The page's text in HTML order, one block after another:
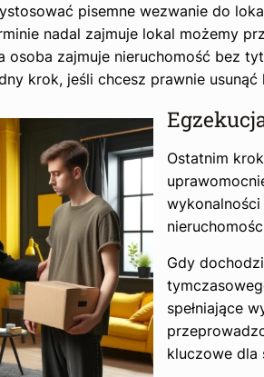
pisemne wezwanie do
nadal zajmuje lokal możemy
osoba zajmuje nieruchomość bez
krok, jeśli chcesz prawnie
Ostatnim
Gdy
spełniające
kluczowe dla